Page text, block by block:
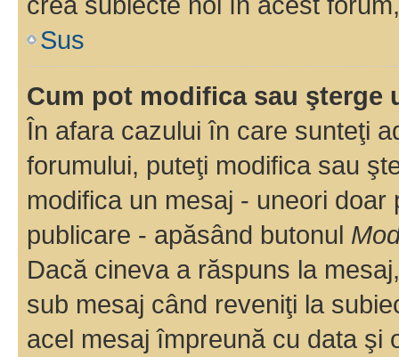
Sus
Cum pot modifica sau şterge
În afara cazului în care sunteţi
forumului, puteţi modifica sau
modifica un mesaj - uneori
publicare - apăsând butonul
Dacă cineva a răspuns la
sub mesaj când reveniţi la
acel mesaj împreună cu data şi